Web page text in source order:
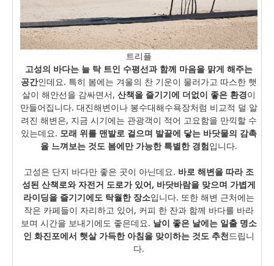
트리플
고성의 바다는 늘 탁 트인 수평선과 함께 마음을 맑게 해주는
공간인데요. 특히 봄에는 겨울의 찬 기운이 물러가고 따스한 햇
살이 해안선을 감싸면서, 산책을 즐기기에 더없이 좋은 환경이
만들어집니다. 대진해변이나 봉수대해수욕장처럼 비교적 덜 알
려진 해변은, 지금 시기에는 관광객이 적어 고요함을 만끽할 수
있는데요. 모래 위를 맨발로 걸으며 발끝에 닿는 바닷물의 감촉
을 느껴보는 것도 봄에만 가능한 특별한 경험입니다.
고성은 단지 바다만 좋은 곳이 아닌데요. 바로 해변을 따라 조
성된 산책로와 자전거 도로가 있어, 바닷바람을 맞으며 가볍게
라이딩을 즐기기에도 탁월한 장소입니다. 또한 해변 근처에는
작은 카페들이 자리하고 있어, 커피 한 잔과 함께 바다를 바라
보며 시간을 보내기에도 좋은데요. 날이 좋은 날에는 일출 명소
인 화진포에서 햇살 가득한 아침을 맞이하는 것도 추천드립니
다.